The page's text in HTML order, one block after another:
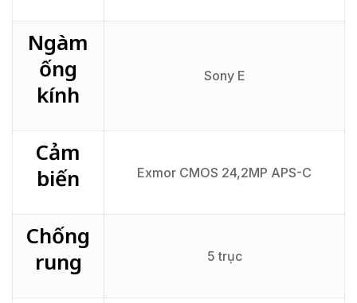
Ngàm
ống
kính
Sony E
Cảm
biến
Exmor CMOS 24,2MP APS-C
Chống
rung
5 trục